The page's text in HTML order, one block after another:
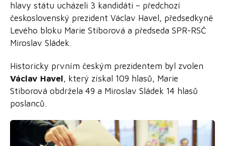
hlavy státu ucházeli 3 kandidáti – předchozí
československý prezident Václav Havel, předsedkyně
Levého bloku Marie Stiborová a předseda SPR-RSČ
Miroslav Sládek.
Historicky prvním českým prezidentem byl zvolen
Václav Havel, který získal 109 hlasů, Marie
Stiborová obdržela 49 a Miroslav Sládek 14 hlasů
poslanců.